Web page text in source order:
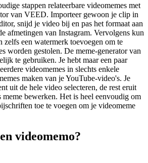
stappen relateerbare videomemes met
van VEED. Importeer gewoon je clip in
snijd je video bij en pas het formaat aan
afmetingen van Instagram. Vervolgens kun
zelfs een watermerk toevoegen om te
worden gestolen. De meme-generator van
te gebruiken. Je hebt maar een paar
videomemes in slechts enkele
maken van je YouTube-video's. Je
uit de hele video selecteren, de rest eruit
bewerken. Het is heel eenvoudig om
toe te voegen om je videomeme
videomemo?